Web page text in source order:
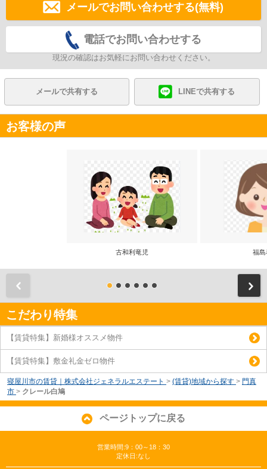
メールでお問い合わせする(無料)
電話でお問い合わせする
現況の確認はお気軽にお問い合わせください。
メールで共有する LINEで共有する
お客様の声
古和利竜児 福島
こだわり特集
【賃貸特集】新婚様オススメ物件
【賃貸特集】敷金礼金ゼロ物件
寝屋川市の賃貸｜株式会社ジェネラルエステート > (賃貸)地域から探す > 門真
市 > クレール白鳩
ページトップに戻る
営業時間:9：00～18：30
定休日:なし